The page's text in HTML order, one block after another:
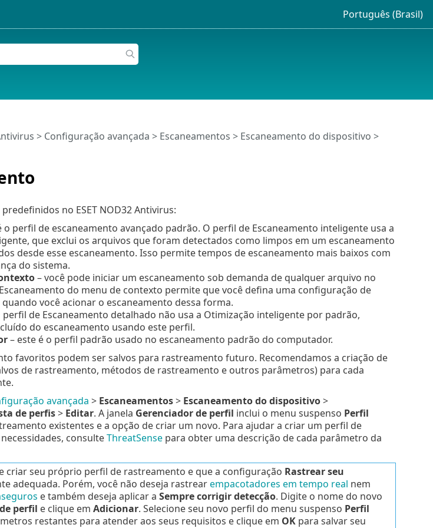
Português (Brasil)
> Configuração avançada > Escaneamentos > Escaneamento do dispositivo >
no ESET NOD32 Antivirus:
o perfil de escaneamento avançado padrão. O perfil de Escaneamento inteligente usa a
que exclui os arquivos que foram detectados como limpos em um escaneamento
desde esse escaneamento. Isso permite tempos de escaneamento mais baixos com
do sistema.
– você pode iniciar um escaneamento sob demanda de qualquer arquivo no
do menu de contexto permite que você defina uma configuração de
você acionar o escaneamento dessa forma.
de Escaneamento detalhado não usa a Otimização inteligente por padrão,
do escaneamento usando este perfil.
– este é o perfil padrão usado no escaneamento padrão do computador.
favoritos podem ser salvos para rastreamento futuro. Recomendamos a criação de
de rastreamento, métodos de rastreamento e outros parâmetros) para cada
avançada > Escaneamentos> Escaneamento do dispositivo>
de perfis> Editar. A janela Gerenciador de perfil inclui o menu suspenso Perfil
existentes e a opção de criar um novo. Para ajudar a criar um perfil de
consulteThreatSensepara obter uma descrição de cada parâmetro da
criar seu próprio perfil de rastreamento e que a configuração Rastrear seu
adequada. Porém, você não deseja rastrearempacotadores em tempo real nem
e também deseja aplicar a Sempre corrigir detecção. Digite o nome do novo
perfil e clique em Adicionar. Selecione seu novo perfil do menu suspenso Perfil
restantes para atender aos seus requisitos e clique em OKpara salvar seu